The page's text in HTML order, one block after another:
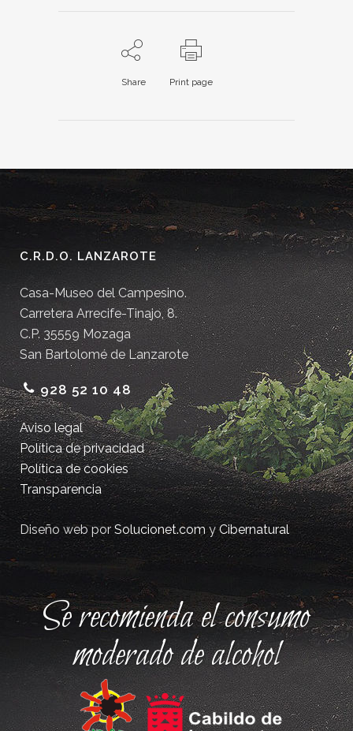
Share Print page
C.R.D.O. LANZAROTE
Casa-Museo del Campesino.
Carretera Arrecife-Tinajo, 8.
C.P. 35559 Mozaga
San Bartolomé de Lanzarote
928 52 10 48
Aviso legal
Política de privacidad
Política de cookies
Transparencia
Diseño web porSolucionet.comyCibernatural
Se recomienda el consumo
moderado de alcohol